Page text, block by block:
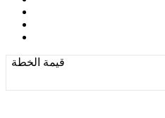
قيمة الخطة